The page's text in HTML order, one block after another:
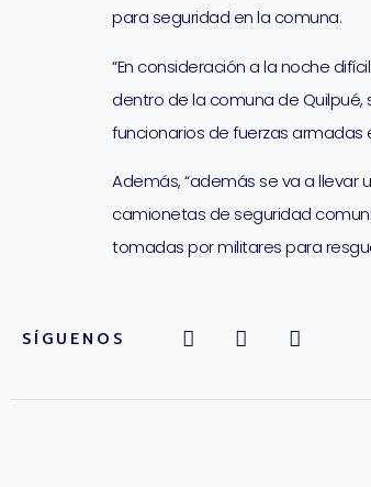
para seguridad en la comuna.
“En consideración a la noche
dentro de la comuna de Quilpué,
funcionarios de fuerzas armadas
Además, “además se va a
camionetas de seguridad
tomadas por militares para
SÍGUENOS